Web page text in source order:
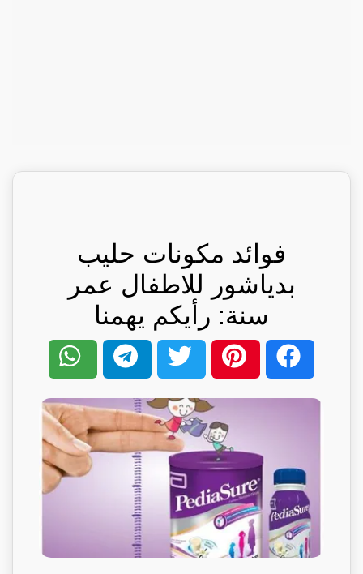
فوائد مكونات حليب
بدياشور للاطفال عمر
سنة: رأيكم يهمنا